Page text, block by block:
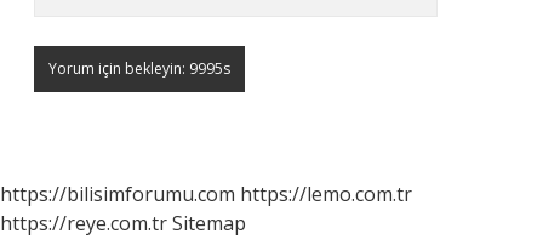
https://bilisimforumu.com https://lemo.com.tr
https://reye.com.trSitemap